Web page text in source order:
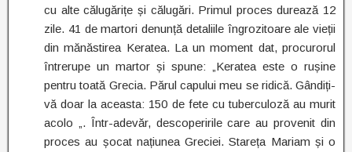
cu alte călugărițe și călugări. Primul proces durează 12
zile. 41 de martori denunță detaliile îngrozitoare ale vieții
din mănăstirea Keratea. La un moment dat, procurorul
întrerupe un martor și spune: „Keratea este o rușine
pentru toată Grecia. Părul capului meu se ridică. Gândiți-
vă doar la aceasta: 150 de fete cu tuberculoză au murit
acolo „. Într-adevăr, descoperirile care au provenit din
proces au șocat națiunea Greciei. Stareța Mariam și o